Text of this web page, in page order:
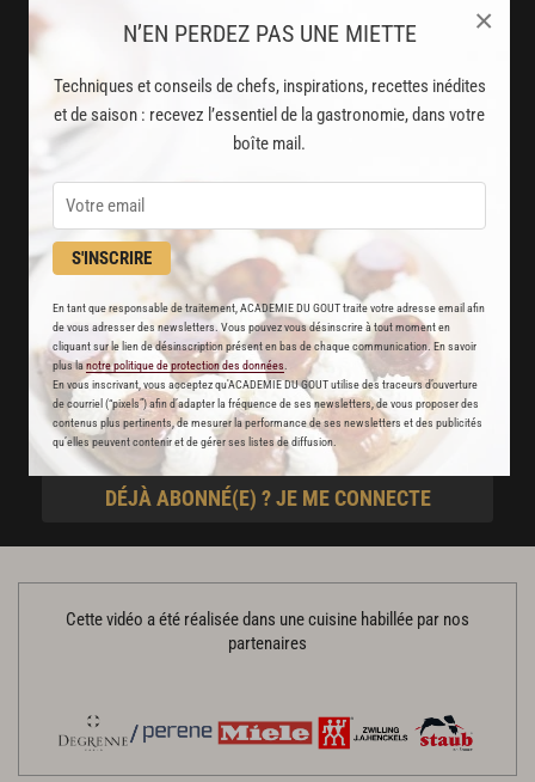
N’EN PERDEZ PAS UNE MIETTE
Techniques et conseils de chefs, inspirations, recettes inédites
et de saison : recevez l’essentiel de la gastronomie, dans votre
boîte mail.
S'INSCRIRE
En tant que responsable de traitement, ACADEMIE DU GOUT traite votre adresse email afin
de vous adresser des newsletters. Vous pouvez vous désinscrire à tout moment en
cliquant sur le lien de désinscription présent en bas de chaque communication. En savoir
plus lanotre politique de protection des données
En vous inscrivant, vous acceptez qu'ACADEMIE DU GOUT utilise des traceurs d’ouverture
de courriel (“pixels”) afin d’adapter la fréquence de ses newsletters, de vous proposer des
contenus plus pertinents, de mesurer la performance de ses newsletters et des publicités
qu’elles peuvent contenir et de gérer ses listes de diffusion.
×
8000
recettes exclusives
partagées par vos chefs préférés
2000
et techniques de cuisine et pâtisserie
Des nouveautés
disponibles chaque semaine
Stop pub
un service garanti sans publicité
JE M'ABONNE
DÉJÀ ABONNÉ(E) ? JE ME CONNECTE
Cette vidéo a été réalisée dans une cuisine habillée par nos
partenaires